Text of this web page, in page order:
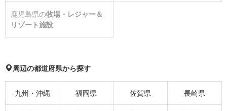
鹿児島県の牧場・レジャー＆
リゾート施設
周辺の都道府県から探す
九州・沖縄 福岡県 佐賀県 長崎県